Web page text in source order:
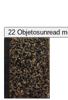
22 Objetosunread